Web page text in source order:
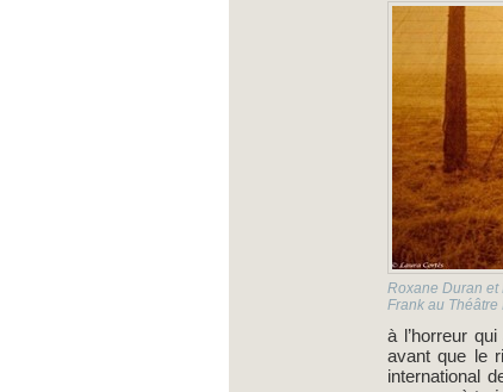
Roxane Duran et
Frank au Théâtre
à l’horreur
avant que le
international